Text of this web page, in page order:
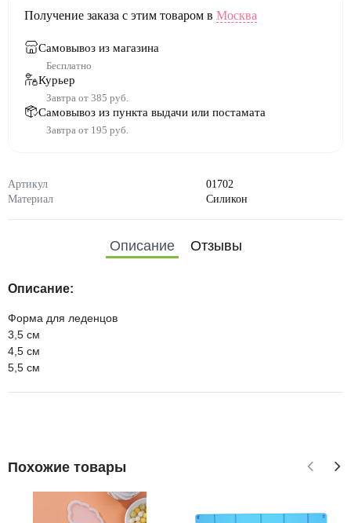
Артикул
01702
Материал
Силикон
Получение заказа с этим товаром в Москва
Самовывоз из магазина
Бесплатно
Курьер
Завтра от 385 руб.
Самовывоз из пункта выдачи или постамата
Завтра от 195 руб.
Описание Отзывы
Описание:
Форма для леденцов
3,5 см
4,5 см
5,5 см
Похожие товары